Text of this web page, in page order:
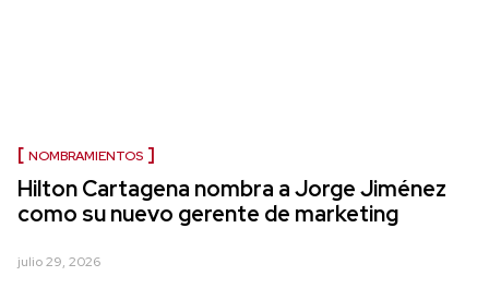
NOMBRAMIENTOS
Hilton Cartagena nombra a Jorge Jiménez
como su nuevo gerente de marketing
julio 29, 2026